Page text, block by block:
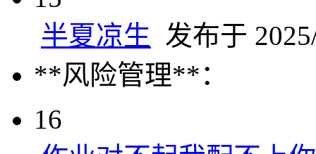
半夏凉生 发布于
**风险管理**：
16